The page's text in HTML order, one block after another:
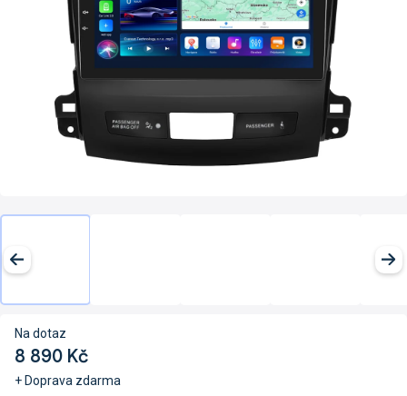
8 890 Kč
+ Doprava zdarma
Na dotaz